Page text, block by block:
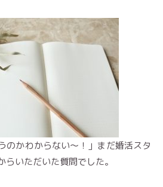
のかわからない〜！」まだ婚活スタ
いただいた質問でした。